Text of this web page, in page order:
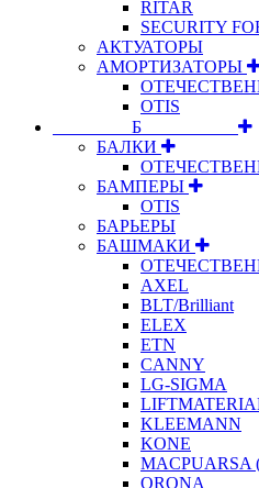
RITAR
SECURITY
АКТУАТОРЫ
АМОРТИЗАТОРЫ
OTIS
⠀⠀⠀⠀⠀⠀Б⠀⠀⠀⠀⠀⠀⠀
БАЛКИ
БАМПЕРЫ
OTIS
БАРЬЕРЫ
БАШМАКИ
AXEL
BLT/Brilliant
ELEX
ETN
CANNY
LG-SIGMA
KLEEMANN
KONE
MACPUARSA
ORONA